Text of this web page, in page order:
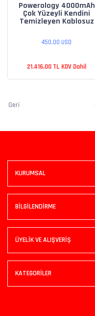
Powerology 4000mAh
Çok Yüzeyli Kendini
Temizleyen Kablosuz
450,00 USD
21.416,00 TL KDV Dahil
KURUMSAL
BİLGİLENDİRME
ÜYELİK VE ALIŞVERİŞ
KATEGORİLER